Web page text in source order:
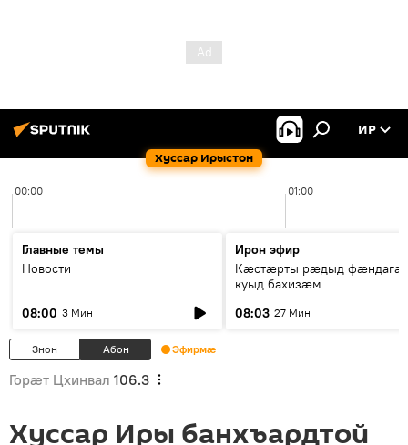
Хуссар Ирыстон
ИР
00:00 01:00
Главные темы
Новости
08:00 3 Мин
Ирон эфир
Кæстæрты рæдыд
куыд бахизæм
08:03 27 Мин
Знон Абон Эфирмæ
Горӕт Цхинвал 106.3
Хуссар Иры банхъардтой